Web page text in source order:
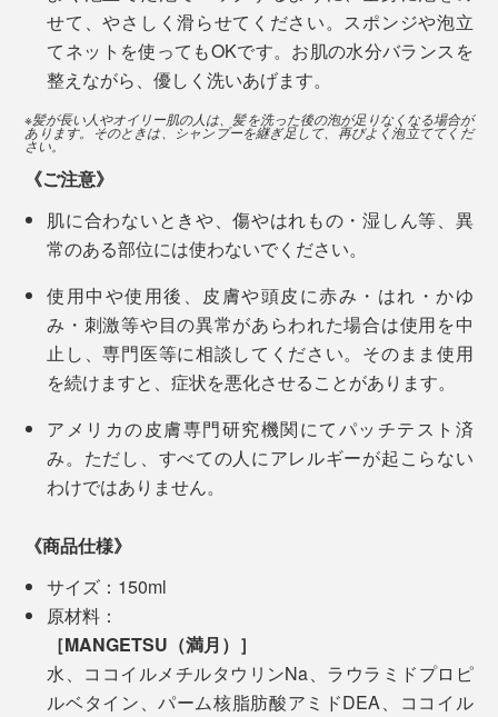
仕事が忙しい人、小さいお子さんがいる人、髪が長くて
シャンプーが大変な人、乾燥肌でお風呂後のケアが大変
な人、大人からお子さんまで、男女問わず、ぜひ使って
ほしい心地よさです。
シエタノールは使わない
特長5
遺伝子組み換えされた素材は使わない
ストレスも徹底的に抑えた逸品です。
私たちの毎日の暮しでも、『MANGETSU（満月）』
『SINGETSU（新月）』を使えば使うほど、髪と肌にい
いだけでなく、時短やコスト削減、水や環境への配慮も
叶います。
ふっと湧いて出てくる感覚をつかめたからです。
あなたも、『MANGETSU（満月）』『SINGETSU（新
みてください。
せて、やさしく滑らせてください。スポンジや泡立
てネットを使ってもOKです。お肌の水分バランスを
整えながら、優しく洗いあげます。
※髪が長い人やオイリー肌の人は、髪を洗った後の泡が足りなくなる場合が
あります。そのときは、シャンプーを継ぎ足して、再びよく泡立ててくだ
さい。
《ご注意》
肌に合わないときや、傷やはれもの・湿しん等、異
常のある部位には使わないでください。
使用中や使用後、皮膚や頭皮に赤み・はれ・かゆ
み・刺激等や目の異常があらわれた場合は使用を中
止し、専門医等に相談してください。そのまま使用
を続けますと、症状を悪化させることがあります。
アメリカの皮膚専門研究機関にてパッチテスト済
み。ただし、すべての人にアレルギーが起こらない
わけではありません。
《商品仕様》
サイズ：150ml
原材料：
［MANGETSU（満月）］
水、ココイルメチルタウリンNa、ラウラミドプロピ
ルベタイン、パーム核脂肪酸アミドDEA、ココイル